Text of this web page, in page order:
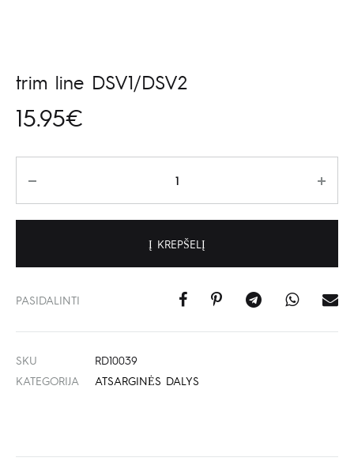
trim line DSV1/DSV2
15.95€
Į KREPŠELĮ
PASIDALINTI
SKU
RD10039
KATEGORIJA
ATSARGINĖS DALYS